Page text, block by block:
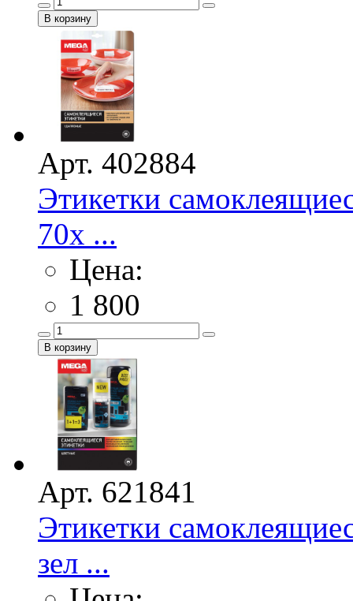
Арт. 402884
Этикетки
70х ...
Цена:
1 800
Арт. 621841
Этикетки
зел ...